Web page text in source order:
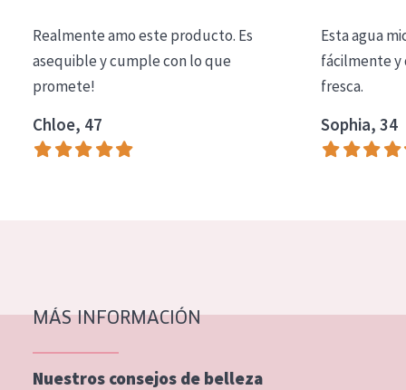
Essentials
Lift+
Expert
Piel madura
Piel menopáusica
Realmente amo este producto. Es
asequible y cumple con lo que
promete!
Chloe, 47
Esta agua
fácilmente y
fresca.
Sophia, 34
MÁS INFORMACIÓN
Nuestros consejos de belleza